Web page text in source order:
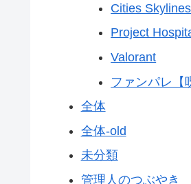
Cities Skylines
Project
Valorant
ファンパレ【
全体
全体-old
未分類
管理人のつぶやき